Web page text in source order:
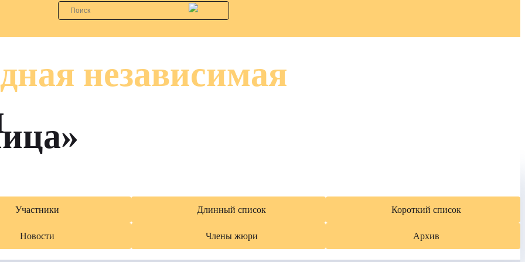
независимая
Участники Длинный список Короткий список
Новости Члены жюри Архив